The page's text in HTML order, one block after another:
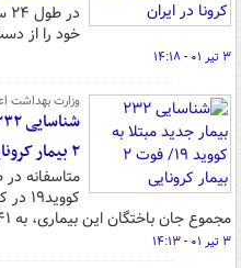
خود را از
۳ تیر ۰۱ - ۱۴:۱۸
وزارت بهداشت
۲ بیمار کرونایی
مجموع جان باختگان این بیماری، به ۱۴۱ هزار و ۳۷۹ نفر رسید.
۳ تیر ۰۱ - ۱۴:۱۳